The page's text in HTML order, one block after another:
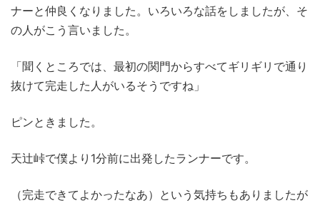
ナーと仲良くなりました。いろいろな話をしましたが、そ
の人がこう言いました。
「聞くところでは、最初の関門からすべてギリギリで通り
抜けて完走した人がいるそうですね」
ピンときました。
天辻峠で僕より1分前に出発したランナーです。
（完走できてよかったなあ）という気持ちもありましたが